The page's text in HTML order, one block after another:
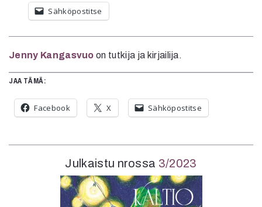
Sähköpostitse
Jenny Kangasvuo on tutkija ja kirjailija.
Julkaistu nrossa 3/2023
JAA TÄMÄ:
Facebook X Sähköpostitse